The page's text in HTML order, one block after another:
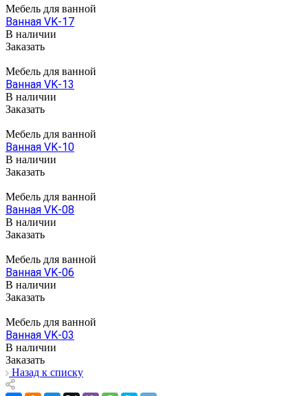
Мебель для ванной
Ванная VK-17
В наличии
Заказать
Мебель для ванной
Ванная VK-13
В наличии
Заказать
Мебель для ванной
Ванная VK-10
В наличии
Заказать
Мебель для ванной
Ванная VK-08
В наличии
Заказать
Мебель для ванной
Ванная VK-06
В наличии
Заказать
Мебель для ванной
Ванная VK-03
В наличии
Заказать
Назад к списку